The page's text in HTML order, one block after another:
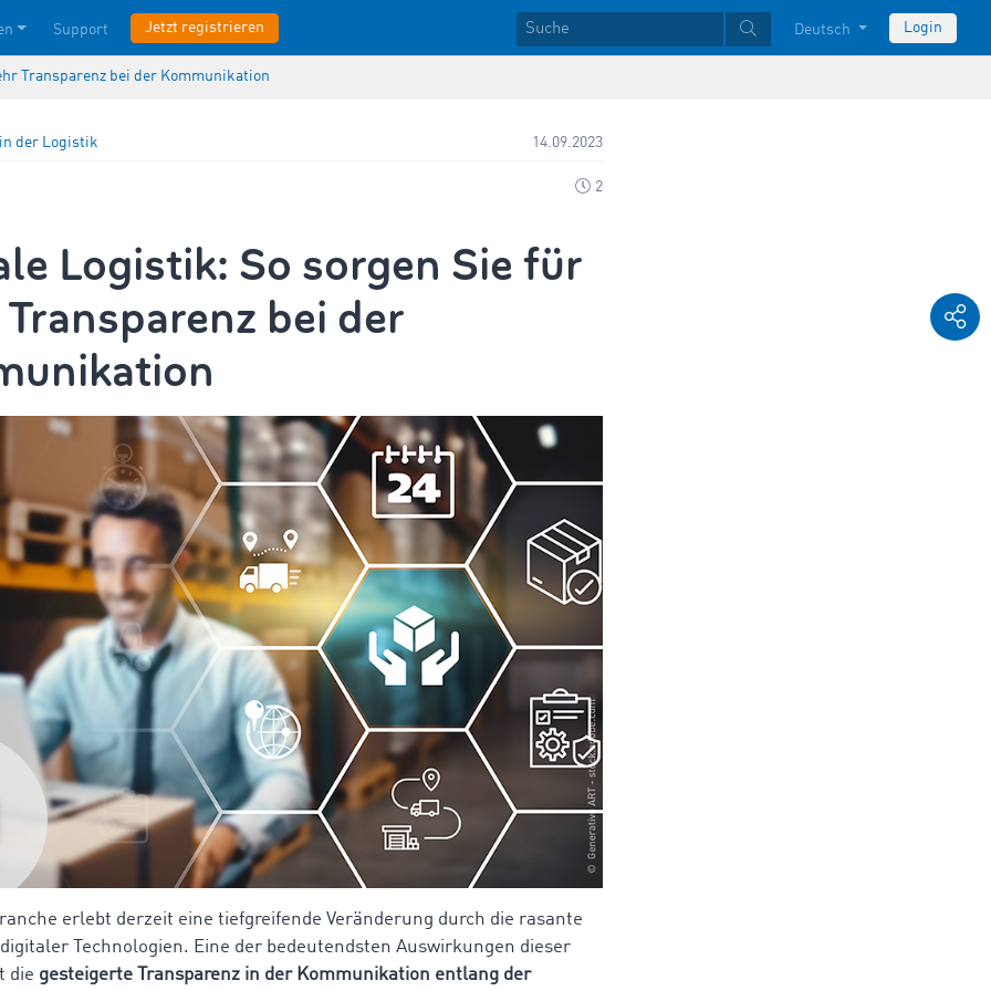
Support Jetzt registrieren Deutsch Login
Transparenz bei der Kommunikation
der Logistik 14.09.2023
2
Logistik: So sorgen Sie für
bei der
erlebt derzeit eine tiefgreifende Veränderung durch die rasante
Technologien. Eine der bedeutendsten Auswirkungen dieser
die gesteigerte Transparenz in der Kommunikation entlang der